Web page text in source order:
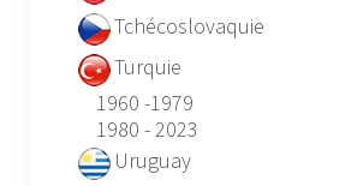
Tchécoslovaquie
Turquie
1960 -1979
1980 - 2023
Uruguay